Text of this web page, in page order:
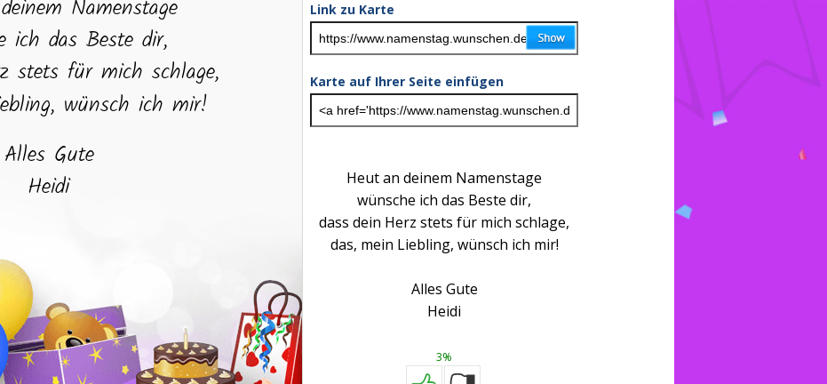
Link zu Karte
Karte auf Ihrer Seite einfügen
Heut an deinem Namenstage
wünsche ich das Beste dir,
dass dein Herz stets für mich schlage,
das, mein Liebling, wünsch ich mir!
Alles Gute
Heidi
3%